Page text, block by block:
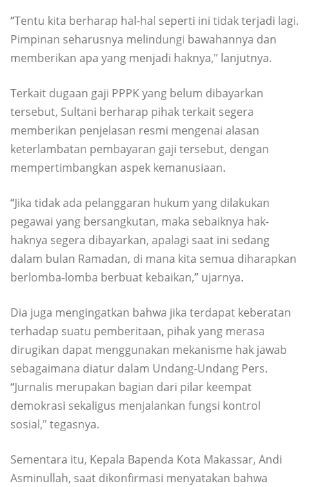
“Tentu kita berharap hal-hal seperti ini tidak terjadi lagi.
Pimpinan seharusnya melindungi bawahannya dan
memberikan apa yang menjadi haknya,” lanjutnya.
Terkait dugaan gaji PPPK yang belum dibayarkan
tersebut, Sultani berharap pihak terkait segera
memberikan penjelasan resmi mengenai alasan
keterlambatan pembayaran gaji tersebut, dengan
mempertimbangkan aspek kemanusiaan.
“Jika tidak ada pelanggaran hukum yang dilakukan
pegawai yang bersangkutan, maka sebaiknya hak-
haknya segera dibayarkan, apalagi saat ini sedang
dalam bulan Ramadan, di mana kita semua diharapkan
berlomba-lomba berbuat kebaikan,” ujarnya.
Dia juga mengingatkan bahwa jika terdapat keberatan
terhadap suatu pemberitaan, pihak yang merasa
dirugikan dapat menggunakan mekanisme hak jawab
sebagaimana diatur dalam Undang-Undang Pers.
“Jurnalis merupakan bagian dari pilar keempat
demokrasi sekaligus menjalankan fungsi kontrol
sosial,” tegasnya.
Sementara itu, Kepala Bapenda Kota Makassar, Andi
Asminullah, saat dikonfirmasi menyatakan bahwa